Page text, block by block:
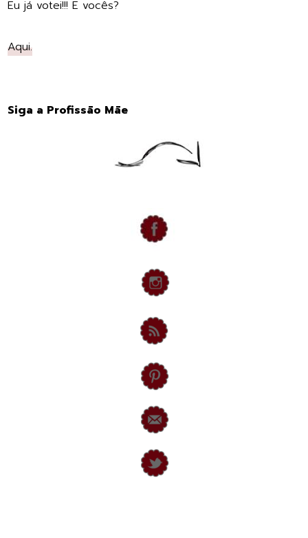
Eu já votei!!! E vocês?
Aqui.
Siga a Profissão Mãe